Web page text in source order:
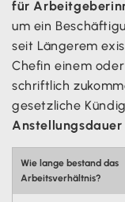
für
um ein
seit Längerem
Chefin einem
schriftlich
gesetzliche
Anstellungsdauer
Wie lange bestand das
Arbeitsverhältnis?